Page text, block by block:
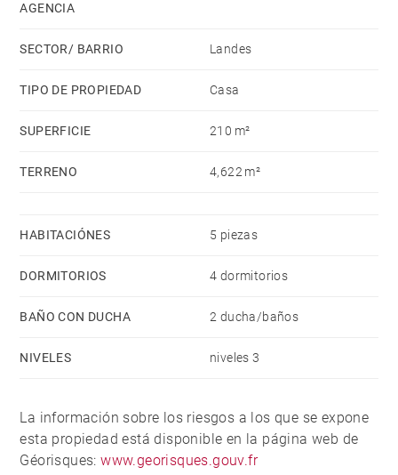
AGENCIA
SECTOR/ BARRIO Landes
TIPO DE PROPIEDAD Casa
SUPERFICIE 210 m²
TERRENO 4,622 m²
HABITACIÓNES 5 piezas
DORMITORIOS 4 dormitorios
BAÑO CON DUCHA 2 ducha/baños
NIVELES niveles 3
La información sobre los riesgos a los que se expone
esta propiedad está disponible en la página web de
Géorisques:www.georisques.gouv.fr